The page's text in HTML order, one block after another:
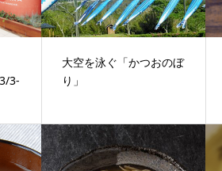
3-
大空を泳ぐ「かつおのぼ
り」